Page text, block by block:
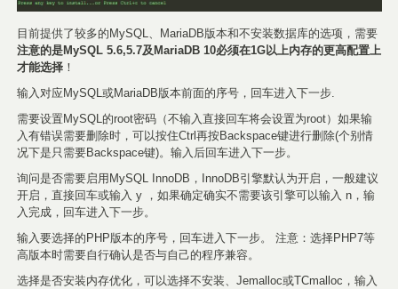
目前提供了较多的MySQL、MariaDB版本和不安装数据库的选项，需要
注意的是MySQL 5.6,5.7及MariaDB 10必须在1G以上内存的更高配置上
才能选择 ！
输入对应MySQL或MariaDB版本前面的序号，回车进入下一步.
需要设置MySQL的root密码（不输入直接回车将会设置为root）如果输
入有错误需要删除时，可以按住Ctrl再按Backspace键进行删除(个别情
况下是只需要Backspace键)。输入后回车进入下一步。
询问是否需要启用MySQL InnoDB，InnoDB引擎默认为开启，一般建议
开启，直接回车或输入 y ，如果确定确实不需要该引擎可以输入 n，输
入完成，回车进入下一步。
输入要选择的PHP版本的序号，回车进入下一步。 注意：选择PHP7等
高版本时需要自行确认是否与自己的程序兼容。
选择是否安装内存优化，可以选择不安装、Jemalloc或TCmalloc，输入